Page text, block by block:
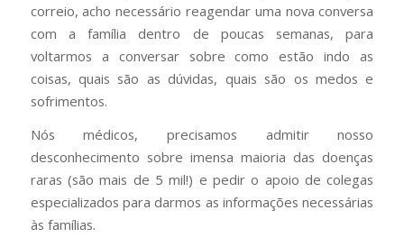
correio, acho necessário reagendar uma nova conversa
com a família dentro de poucas semanas, para
voltarmos a conversar sobre como estão indo as
coisas, quais são as dúvidas, quais são os medos e
sofrimentos.
Nós médicos, precisamos admitir nosso
desconhecimento sobre imensa maioria das doenças
raras (são mais de 5 mil!) e pedir o apoio de colegas
especializados para darmos as informações necessárias
às famílias.